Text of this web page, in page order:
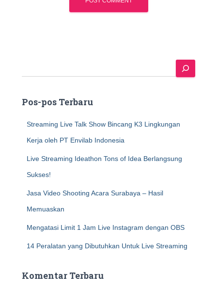
e
c
Pos-pos Terbaru
Streaming Live Talk Show Bincang K3 Lingkungan
Kerja oleh PT Envilab Indonesia
Live Streaming Ideathon Tons of Idea Berlangsung
Sukses!
Jasa Video Shooting Acara Surabaya – Hasil
Memuaskan
Mengatasi Limit 1 Jam Live Instagram dengan OBS
14 Peralatan yang Dibutuhkan Untuk Live Streaming
Komentar Terbaru